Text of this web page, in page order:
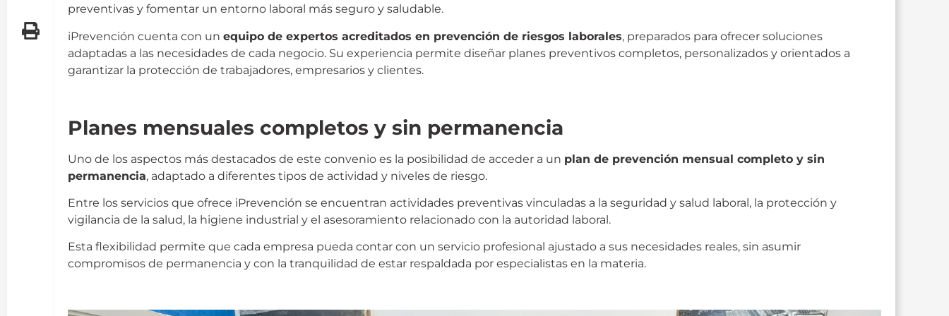
preventivas y fomentar un entorno laboral más seguro y saludable.
iPrevención cuenta con unequipo de expertos acreditados en prevención de riesgos laborales, preparados para ofrecer soluciones
adaptadas a las necesidades de cada negocio. Su experiencia permite diseñar planes preventivos completos, personalizados y orientados a
garantizar la protección de trabajadores, empresarios y clientes.
Planes mensuales completos y sin permanencia
Uno de los aspectos más destacados de este convenio es la posibilidad de acceder a un plan de prevención mensual completo y sin
permanencia, adaptado a diferentes tipos de actividad y niveles de riesgo.
Entre los servicios que ofrece iPrevención se encuentran actividades preventivas vinculadas a la seguridad y salud laboral, la protección y
vigilancia de la salud, la higiene industrial y el asesoramiento relacionado con la autoridad laboral.
Esta flexibilidad permite que cada empresa pueda contar con un servicio profesional ajustado a sus necesidades reales, sin asumir
compromisos de permanencia y con la tranquilidad de estar respaldada por especialistas en la materia.